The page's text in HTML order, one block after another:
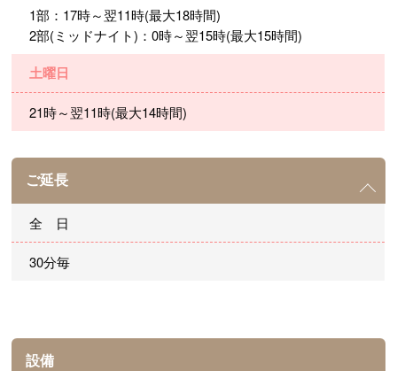
1部：17時～翌11時(最大18時間)
2部(ミッドナイト)：0時～翌15時(最大15時間)
土曜日
21時～翌11時(最大14時間)
ご延長
全 日
30分毎
設備